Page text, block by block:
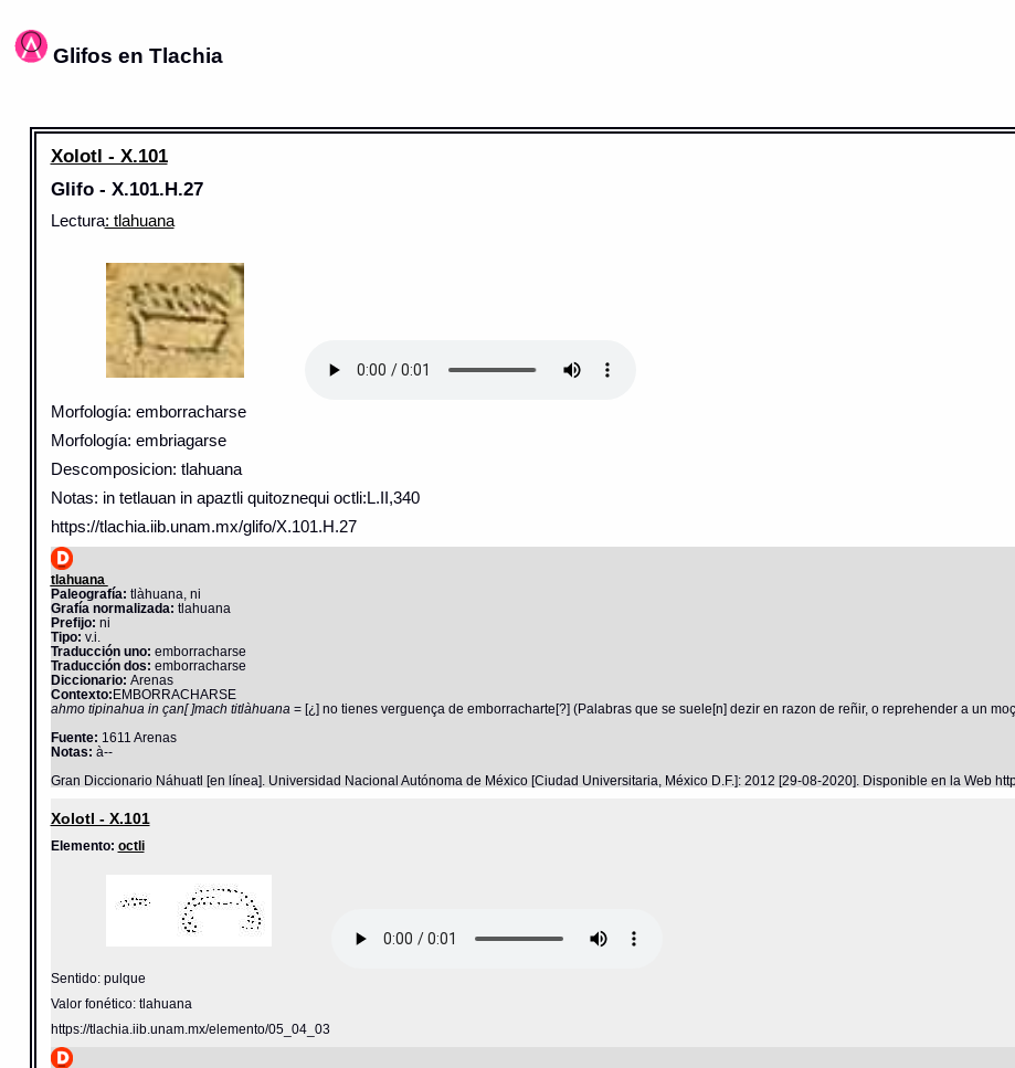
Glifos en Tlachia
Xolotl - X.101
Glifo - X.101.H.27
Lectura: tlahuana
Morfología: emborracharse
Morfología: embriagarse
Descomposicion: tlahuana
Notas: in tetlauan in apaztli quitoznequi octli:L.II,340
https://tlachia.iib.unam.mx/glifo/X.101.H.27
tlahuana
Paleografía: tlàhuana, ni
Grafía normalizada: tlahuana
Prefijo: ni
Tipo: v.i.
Traducción uno: emborracharse
Traducción dos: emborracharse
Diccionario: Arenas
Contexto:EMBORRACHARSE
ahmo tipinahua in çan[ ]mach titlàhuana = [¿] no tienes verguença de emborracharte[?] (Palabras que se suele[n] dezir en razon de reñir, o reprehender a un
Fuente: 1611 Arenas
Notas: à--
Gran Diccionario Náhuatl [en línea]. Universidad Nacional Autónoma de México [Ciudad Universitaria, México D.F.]: 2012 [29-08-2020]. Disponible en la Web
Xolotl - X.101
Elemento: octli
Sentido: pulque
Valor fonético: tlahuana
https://tlachia.iib.unam.mx/elemento/05_04_03